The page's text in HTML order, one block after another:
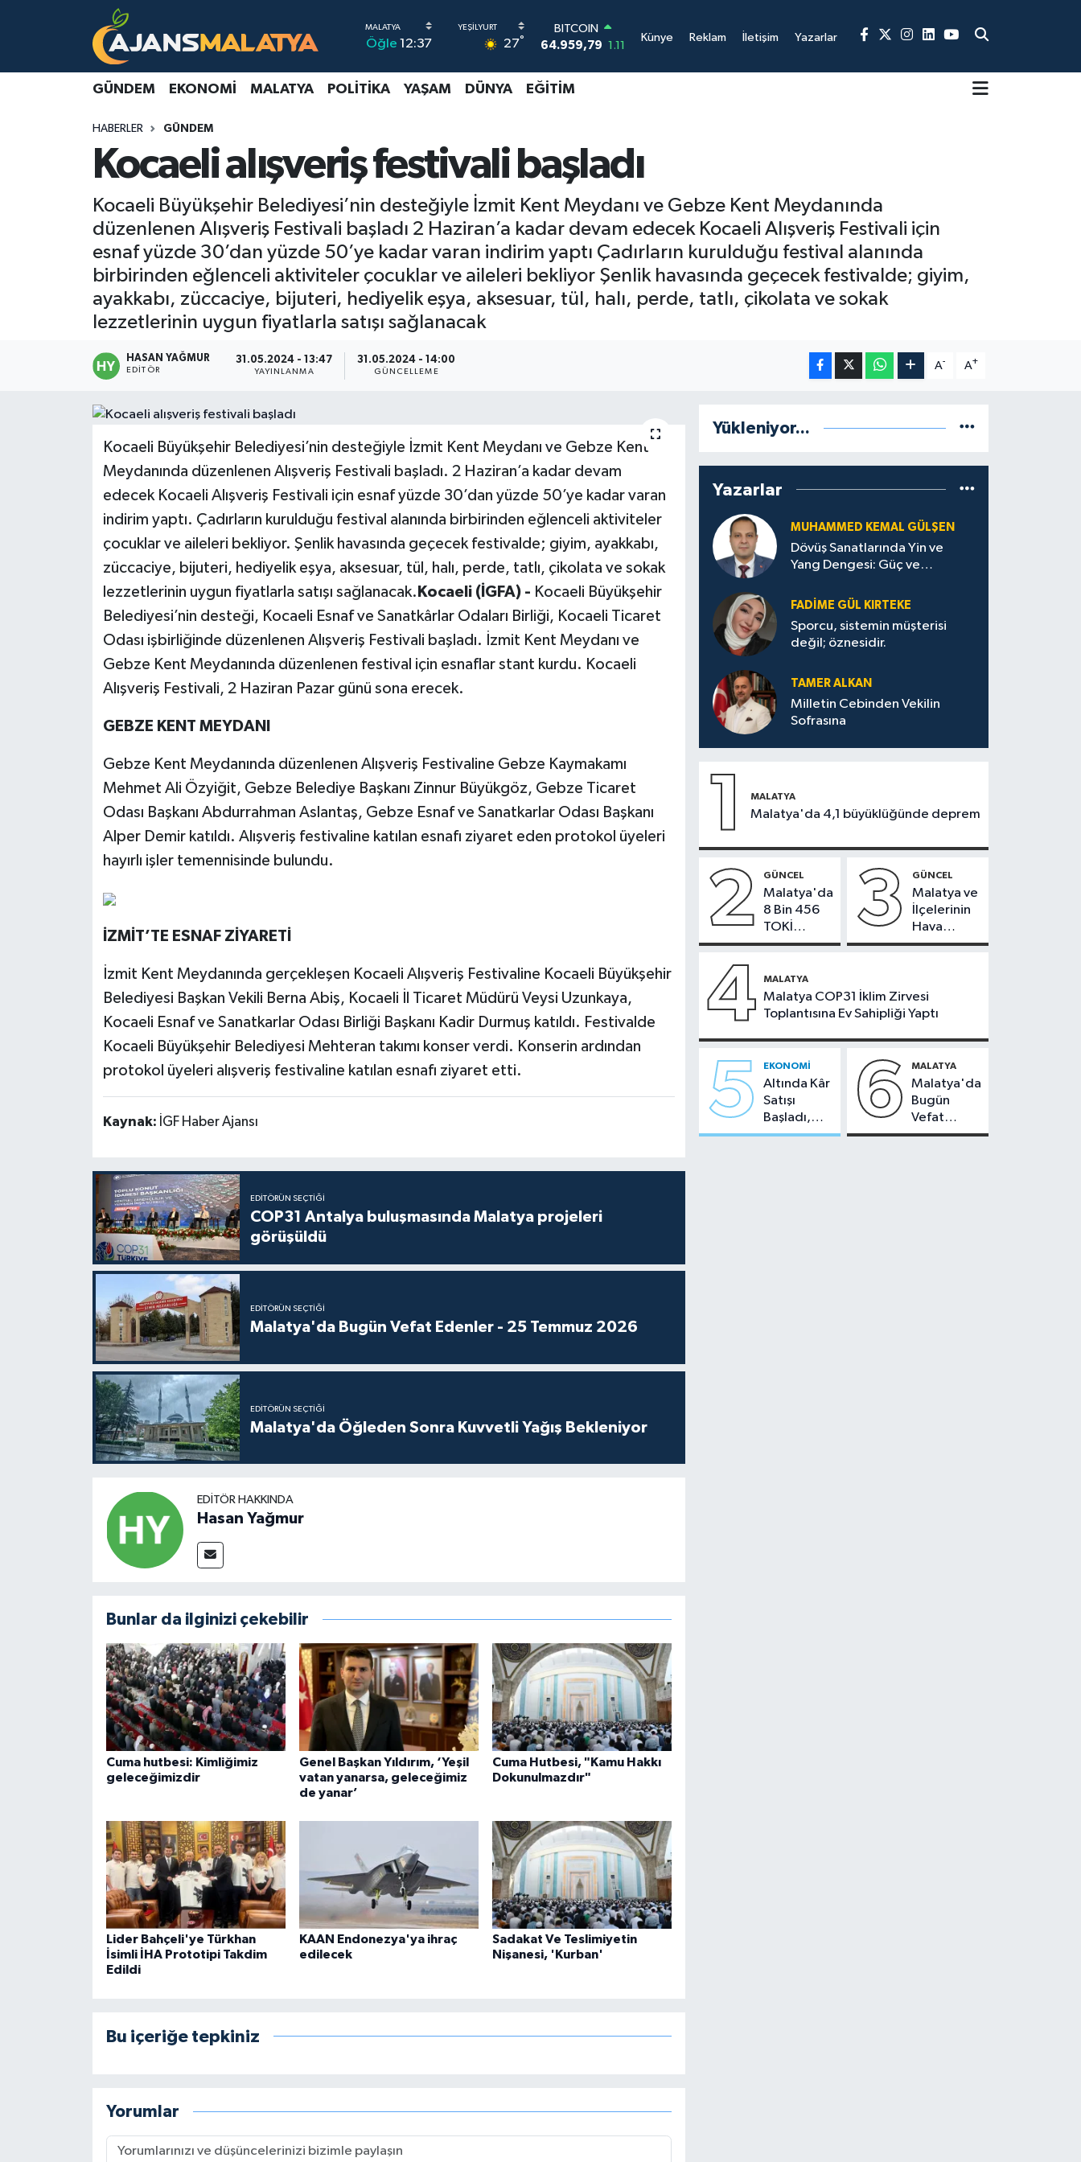
Öğle 12:37 27°
BITCOIN
64.959,79 1.11
47,7436 0.18
EURO
GRAM ALTIN
6660.55 0.03
13.779 -14
Künye Reklam İletişim Yazarlar
GÜNDEM EKONOMI MALATYA POLITIKA YAŞAM DÜNYA EĞITIM
HABERLER GÜNDEM
Kocaeli alışveriş festivali başladı
Kocaeli Büyükşehir Belediyesi’nin desteğiyle İzmit Kent Meydanı ve Gebze Kent Meydanında
düzenlenen Alışveriş Festivali başladı 2 Haziran’a kadar devam edecek Kocaeli Alışveriş Festivali için
esnaf yüzde 30’dan yüzde 50’ye kadar varan indirim yaptı Çadırların kurulduğu festival alanında
birbirinden eğlenceli aktiviteler çocuklar ve aileleri bekliyor Şenlik havasında geçecek festivalde; giyim,
ayakkabı, züccaciye, bijuteri, hediyelik eşya, aksesuar, tül, halı, perde, tatlı, çikolata ve sokak
lezzetlerinin uygun fiyatlarla satışı sağlanacak
HASAN YAĞMUR
EDITÖR
31.05.2024 - 13:47
YAYINLANMA
31.05.2024 - 14:00
GÜNCELLEME
A- A+
Kocaeli Büyükşehir Belediyesi’nin desteğiyle İzmit Kent Meydanı ve Gebze Kent
Meydanında düzenlenen Alışveriş Festivali başladı. 2 Haziran’a kadar devam
edecek Kocaeli Alışveriş Festivali için esnaf yüzde 30’dan yüzde 50’ye kadar varan
indirim yaptı. Çadırların kurulduğu festival alanında birbirinden eğlenceli aktiviteler
çocuklar ve aileleri bekliyor. Şenlik havasında geçecek festivalde; giyim, ayakkabı,
züccaciye, bijuteri, hediyelik eşya, aksesuar, tül, halı, perde, tatlı, çikolata ve sokak
lezzetlerinin uygun fiyatlarla satışı sağlanacak. Kocaeli (İGFA) - Kocaeli Büyükşehir
Belediyesi’nin desteği, Kocaeli Esnaf ve Sanatkârlar Odaları Birliği, Kocaeli Ticaret
Odası işbirliğinde düzenlenen Alışveriş Festivali başladı. İzmit Kent Meydanı ve
Gebze Kent Meydanında düzenlenen festival için esnaflar stant kurdu. Kocaeli
Alışveriş Festivali, 2 Haziran Pazar günü sona erecek.
GEBZE KENT MEYDANI
Gebze Kent Meydanında düzenlenen Alışveriş Festivaline Gebze Kaymakamı
Mehmet Ali Özyiğit, Gebze Belediye Başkanı Zinnur Büyükgöz, Gebze Ticaret
Odası Başkanı Abdurrahman Aslantaş, Gebze Esnaf ve Sanatkarlar Odası Başkanı
Alper Demir katıldı. Alışveriş festivaline katılan esnafı ziyaret eden protokol üyeleri
hayırlı işler temennisinde bulundu.
İZMİT’TE ESNAF ZİYARETİ
İzmit Kent Meydanında gerçekleşen Kocaeli Alışveriş Festivaline Kocaeli Büyükşehir
Belediyesi Başkan Vekili Berna Abiş, Kocaeli İl Ticaret Müdürü Veysi Uzunkaya,
Kocaeli Esnaf ve Sanatkarlar Odası Birliği Başkanı Kadir Durmuş katıldı. Festivalde
Kocaeli Büyükşehir Belediyesi Mehteran takımı konser verdi. Konserin ardından
protokol üyeleri alışveriş festivaline katılan esnafı ziyaret etti.
Kaynak: İGF Haber Ajansı
EDITÖRÜN SEÇTIĞI
COP31 Antalya buluşmasında Malatya projeleri
görüşüldü
EDITÖRÜN SEÇTIĞI
Malatya'da Bugün Vefat Edenler - 25 Temmuz 2026
EDITÖRÜN SEÇTIĞI
Malatya'da Öğleden Sonra Kuvvetli Yağış Bekleniyor
EDITÖR HAKKINDA
Hasan Yağmur
Bunlar da ilginizi çekebilir
Cuma hutbesi: Kimliğimiz
geleceğimizdir
Genel Başkan Yıldırım, ‘Yeşil
vatan yanarsa, geleceğimiz
de yanar’
Cuma Hutbesi, "Kamu Hakkı
Dokunulmazdır"
Lider Bahçeli'ye Türkhan
İsimli İHA Prototipi Takdim
Edildi
KAAN Endonezya'ya ihraç
edilecek
Sadakat Ve Teslimiyetin
Nişanesi, 'Kurban'
Bu içeriğe tepkiniz
Yorumlar
Yükleniyor...
Yazarlar
MUHAMMED KEMAL GÜLŞEN
Dövüş Sanatlarında Yin ve
Yang Dengesi: Güç ve
FADIME GÜL KIRTEKE
Sporcu, sistemin müşterisi
değil; öznesidir.
TAMER ALKAN
Milletin Cebinden Vekilin
Sofrasına
1 MALATYA
Malatya'da 4,1 büyüklüğünde deprem
2 GÜNCEL
Malatya'da
8 Bin 456
TOKİ
Konutunun
Bugün
Çekiliyor
3 GÜNCEL
Malatya ve
İlçelerinin
Hava
Durumu -
2026
4 MALATYA
Malatya COP31 İklim Zirvesi
Toplantısına Ev Sahipliği Yaptı
5 EKONOMI
Altında Kâr
Satışı
Başladı,
Malatya'da
6 MALATYA
Malatya'da
Bugün
Vefat
Edenler -
Gündem
Kültür & Sanat
Teknoloji
Malatya Nöbetçi Eczaneler
TFF 3.Lig 2.Grup Puan Durumu ve Fikstür
Tüm Manşetler
Son Dakika Haberleri